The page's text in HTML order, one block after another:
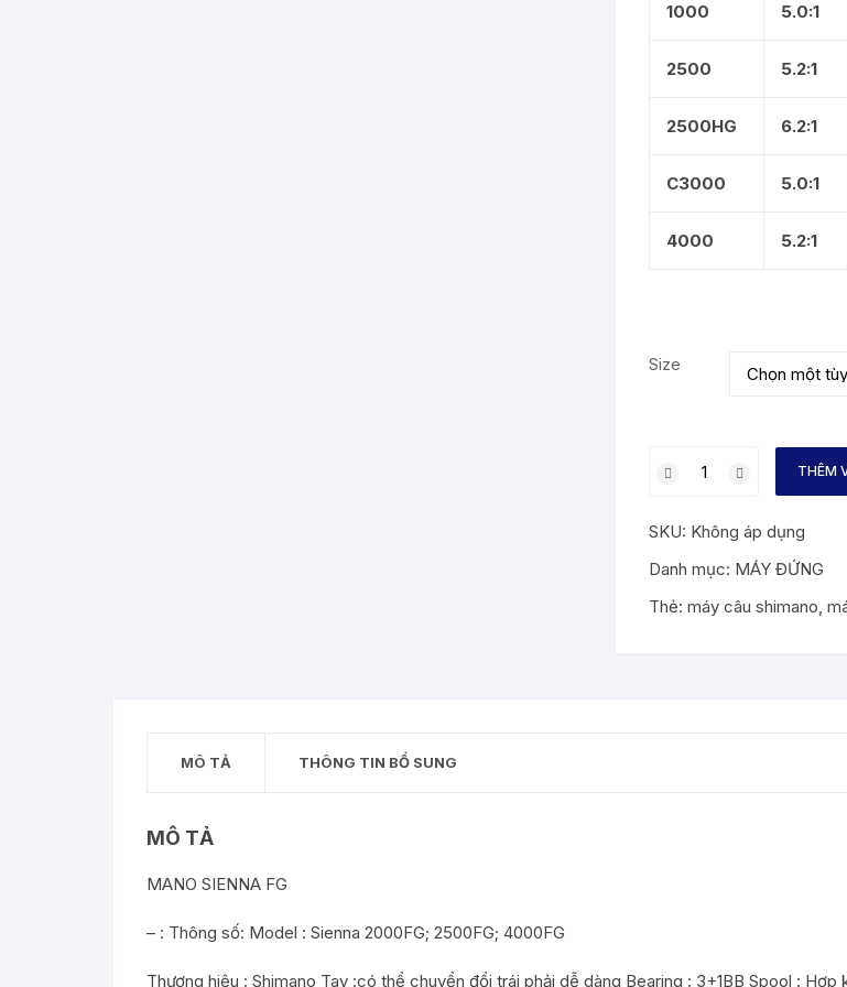
1000 5.0:1
2500 5.2:1
2500HG 6.2:1
C3000 5.0:1
4000 5.2:1
Size
ĐỨNG
SIENNA
FG
số
THÊM
SKU: Không áp dụng
Danh mục: MÁY ĐỨNG
Thẻ: máy câu shimano,
MÔ TẢ THÔNG TIN BỔ SUNG
MÔ TẢ
MANO SIENNA FG
– : Thông số: Model : Sienna 2000FG; 2500FG; 4000FG
Thương hiệu : Shimano Tay :có thể chuyển đổi trái phải dễ dàng Bearing : 3+1BB Spool : Hợp